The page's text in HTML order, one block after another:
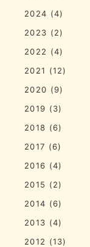
2024 (4)
2023 (2)
2022 (4)
2021 (12)
2020 (9)
2019 (3)
2018 (6)
2017 (6)
2016 (4)
2015 (2)
2014 (6)
2013 (4)
2012 (13)